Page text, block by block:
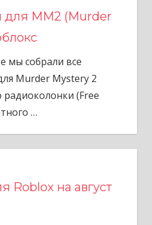
для ММ2 (Murder
мы собрали все
Murder Mystery 2
(Free
…
Roblox на август